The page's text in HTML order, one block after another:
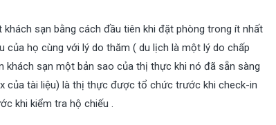
sạn bằng cách đầu tiên khi đặt phòng trong ít nhất
họ cùng với lý do thăm ( du lịch là một lý do chấp
khách sạn một bản sao của thị thực khi nó đã sẵn sàng
của tài liệu) là thị thực được tổ chức trước khi check-in
khi kiểm tra hộ chiếu .